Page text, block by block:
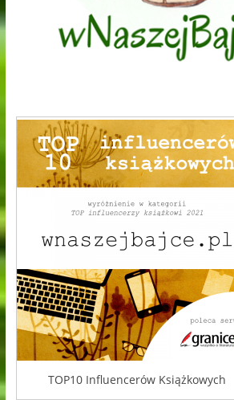
TOP10 Influencerów Książkowych